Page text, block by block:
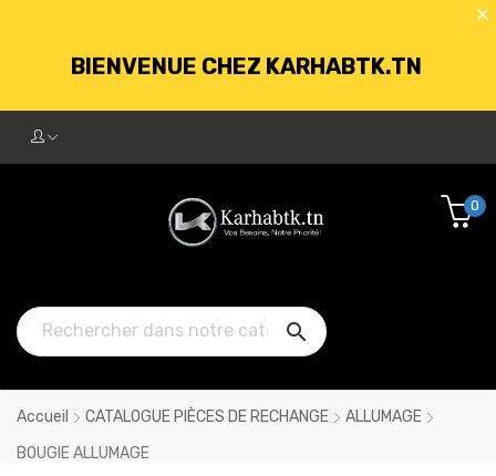
BIENVENUE CHEZ KARHABTK.TN
250DT D'ACHATS

0
Accueil CATALOGUE PIÈCES DE RECHANGE
ALLUMAGE
BOUGIE ALLUMAGE